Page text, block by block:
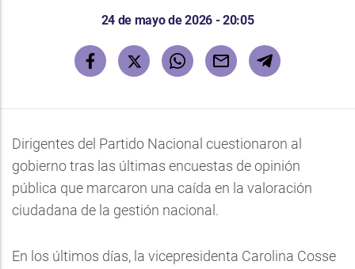
24 de mayo de 2026 - 20:05
Dirigentes del Partido Nacional cuestionaron al
gobierno tras las últimas encuestas de opinión
pública que marcaron una caída en la valoración
ciudadana de la gestión nacional.
En los últimos días, la vicepresidenta Carolina Cosse